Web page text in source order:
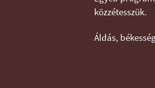
közzétesszük.
Áldás,